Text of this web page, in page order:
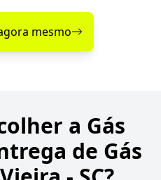
mesmo
a Gás
de Gás